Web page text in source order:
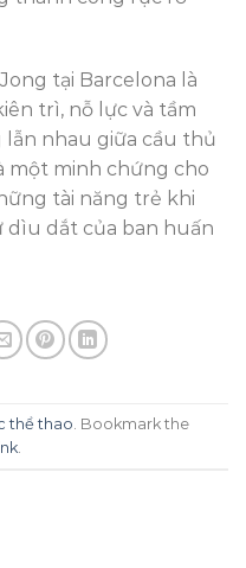
tại Barcelona là
trì, nỗ lực và tầm
nhau giữa cầu thủ
một minh chứng cho
tài năng trẻ khi
dìu dắt của ban huấn
thể thao . Bookmark the
.